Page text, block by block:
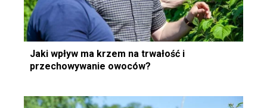
Jaki wpływ ma krzem na trwałość i
przechowywanie owoców?